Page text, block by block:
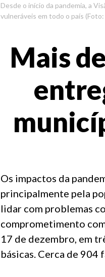
Desde o início da pandemia, a
vulneráveis em todo o país
Mais
Os impactos da
principalmente pela
lidar com problemas
comprometimento
17 de dezembro, em
básicas. Cerca de 904